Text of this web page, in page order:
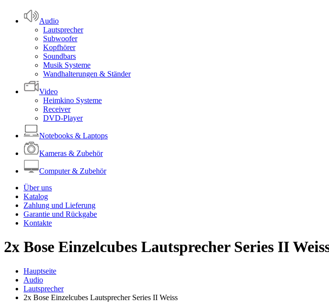
Audio
Lautsprecher
Subwoofer
Kopfhörer
Soundbars
Musik Systeme
Wandhalterungen & Ständer
Video
Heimkino Systeme
Receiver
DVD-Player
Notebooks & Laptops
Kameras & Zubehör
Computer & Zubehör
Über uns
Katalog
Zahlung und Lieferung
Garantie und Rückgabe
Kontakte
2x Bose Einzelcubes Lautsprecher Series II
Hauptseite
Audio
Lautsprecher
2x Bose Einzelcubes Lautsprecher Series II Weiss